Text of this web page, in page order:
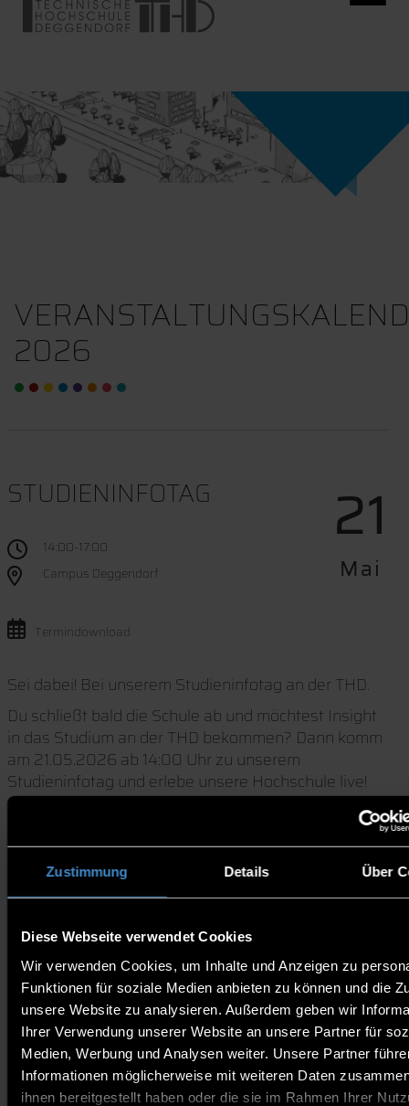
Zustimmung Details Über
Diese Webseite verwendet Cookies
Wir verwenden Cookies, um Inhalte und Anzeigen zu
Funktionen für soziale Medien anbieten zu können und die
unsere Website zu analysieren. Außerdem geben wir
Ihrer Verwendung unserer Website an unsere Partner für
Medien, Werbung und Analysen weiter. Unsere Partner
Informationen möglicherweise mit weiteren Daten
ihnen bereitgestellt haben oder die sie im Rahmen Ihrer
2026
STUDIENINFOTAG
14:00-17:00
Campus Deggendorf
Termindownload
21
Mai
Sei dabei! Bei unserem Studieninfotag an der THD.
Du schließt bald die Schule ab und möchtest Insight
in das Studium an der THD bekommen? Dann komm
am 21.05.2026 ab 14:00 Uhr zu unserem
Studieninfotag und erlebe unsere Hochschule live!
Eine Anmeldung ist nicht notwendig.
Vorstellung der Hochschule, Einblick in unsere
Studiengänge, spannende Impulsvorlesungen,
Umfassende Studienberatung, Internationale
Alle Infos dazu findest du hier:Studieninfotag
Kontakt:
welcome@th-deg.de